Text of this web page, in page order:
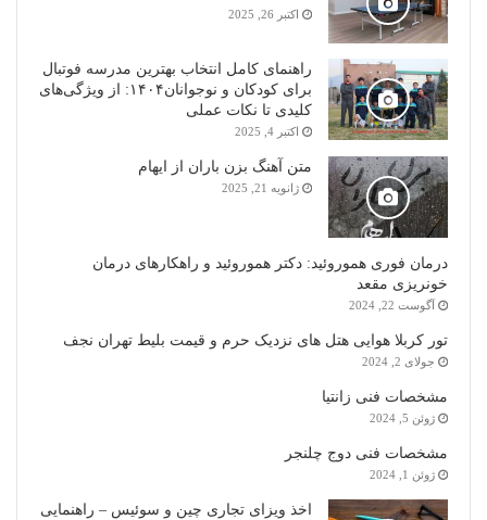
اکتبر 26, 2025
راهنمای کامل انتخاب بهترین مدرسه فوتبال
برای کودکان و نوجوانان۱۴۰۴: از ویژگی‌های
کلیدی تا نکات عملی
اکتبر 4, 2025
متن آهنگ بزن باران از ایهام
ژانویه 21, 2025
درمان فوری هموروئید: دکتر هموروئید و راهکارهای درمان
خونریزی مقعد
آگوست 22, 2024
تور کربلا هوایی هتل های نزدیک حرم و قیمت بلیط تهران نجف
جولای 2, 2024
مشخصات فنی زانتیا
ژوئن 5, 2024
مشخصات فنی دوج چلنجر
ژوئن 1, 2024
اخذ ویزای تجاری چین و سوئیس – راهنمایی